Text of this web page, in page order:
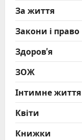
За життя
Закони і право
Здоров'я
ЗОЖ
Інтимне життя
Квіти
Книжки